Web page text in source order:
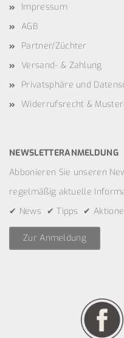
Impressum
AGB
Partner/Züchter
Versand- & Zahlung
Privatsphäre und
Widerrufsrecht &
NEWSLETTERANMELDUNG
Abbonieren Sie unseren
regelmäßig aktuelle
✔ News ✔ Tipps ✔
Zur Anmeldung